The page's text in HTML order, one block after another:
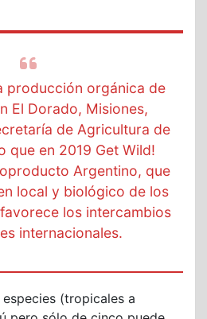
producción orgánica de
El Dorado, Misiones,
de Agricultura de
que en 2019 Get Wild!
Argentino, que
local y biológico de los
los intercambios
internacionales.
(tropicales a